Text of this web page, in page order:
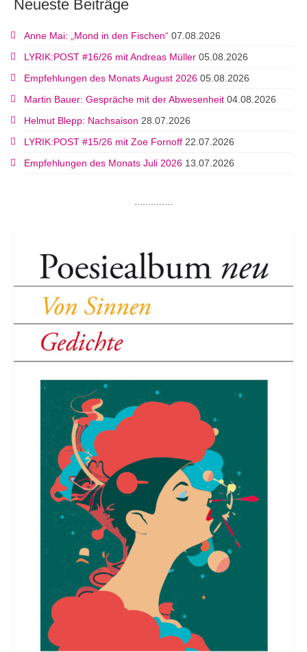
Neueste Beiträge
Anne Mai: „Mond in den Fischen“ 07.08.2026
LYRIK:POST #16/26 mit Andreas Müller 05.08.2026
Empfehlungen des Monats August 2026 05.08.2026
Martin Bauer: Gespräche mit der Abwesenheit 04.08.2026
Helmut Blepp: Nachsaison 28.07.2026
LYRIK:POST #15/26 mit Zoe Fornoff 22.07.2026
Empfehlungen des Monats Juli 2026 13.07.2026